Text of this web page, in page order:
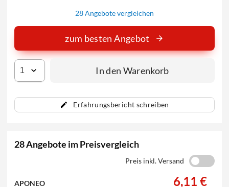
Erfahrungsbericht schreiben
28 Angebote vergleichen
zum besten Angebot
In den Warenkorb
28 Angebote im Preisvergleich
Preis inkl. Versand
APONEO 6,11 €